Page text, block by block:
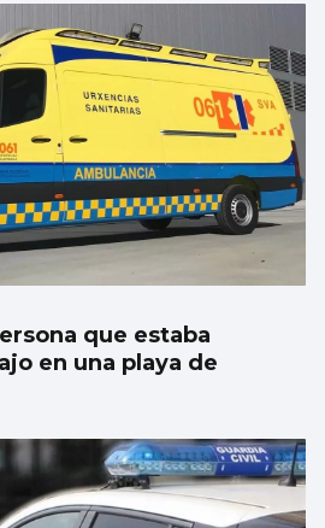
Jáuregui
invasiones en el
'Verano'26'
que estaba
en una playa de